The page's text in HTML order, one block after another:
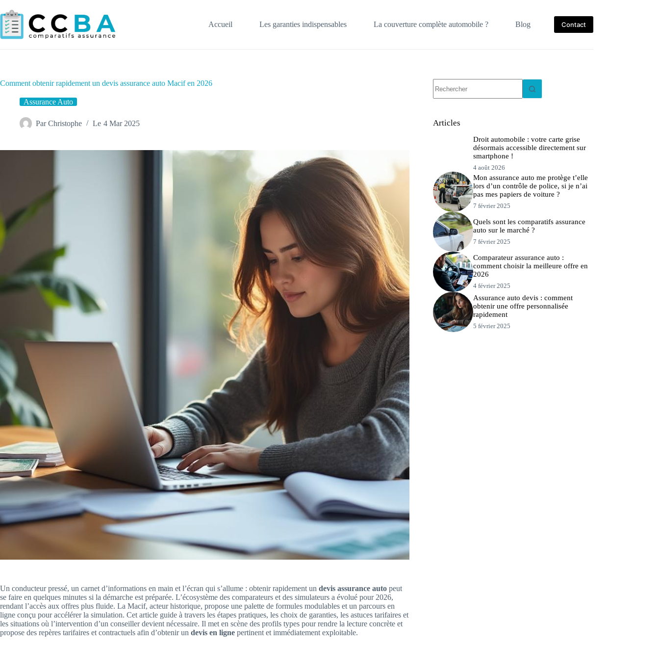
au
contenu
Accueil Les garanties indispensables La couverture complète automobile ? Blog Contact
Comment obtenir rapidement un devis assurance auto Macif en 2026
Assurance Auto
Par Christophe Le 4 Mar 2025
Un conducteur pressé, un carnet d’informations en main et l’écran qui s’allume : obtenir rapidement un devis assurance auto peut
se faire en quelques minutes si la démarche est préparée. L’écosystème des comparateurs et des simulateurs a évolué pour 2026,
rendant l’accès aux offres plus fluide. La Macif, acteur historique, propose une palette de formules modulables et un parcours en
ligne conçu pour accélérer la simulation. Cet article guide à travers les étapes pratiques, les choix de garanties, les astuces tarifaires et
les situations où l’intervention d’un conseiller devient nécessaire. Il met en scène des profils types pour rendre la lecture concrète et
propose des repères tarifaires et contractuels afin d’obtenir un devis en ligne pertinent et immédiatement exploitable.
résultat
Articles
Droit automobile : votre carte grise
désormais accessible directement sur
smartphone !
4 août 2026
Mon assurance auto me protège t’elle
lors d’un contrôle de police, si je n’ai
pas mes papiers de voiture ?
7 février 2025
Quels sont les comparatifs assurance
auto sur le marché ?
7 février 2025
Comparateur assurance auto :
comment choisir la meilleure offre en
2026
4 février 2025
Assurance auto devis : comment
obtenir une offre personnalisée
rapidement
5 février 2025